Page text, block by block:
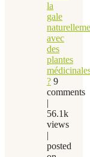
la
gale
avec
des
plantes
? 9
comments
|
56.1k
views
|
posted